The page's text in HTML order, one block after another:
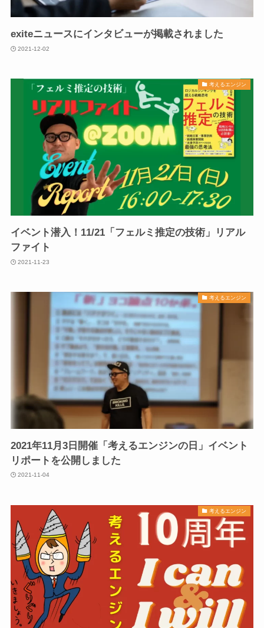
exiteニュースにインタビューが掲載されました
2021-12-02
考えるエンジン
イベント潜入！11/21「フェルミ推定の技術」リアル
ファイト
2021-11-23
考えるエンジン
2021年11月3日開催「考えるエンジンの日」イベント
リポートを公開しました
2021-11-04
考えるエンジン